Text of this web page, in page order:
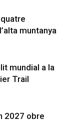
muntanya
mundial a la
Trail
2027 obre